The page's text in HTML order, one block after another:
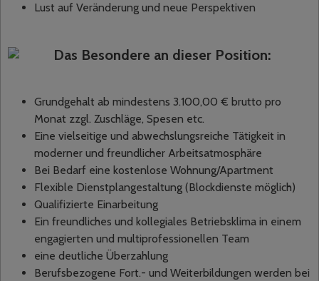
Lust auf Veränderung und neue Perspektiven
Das Besondere an dieser Position:
Grundgehalt ab mindestens 3.100,00 € brutto pro
Monat zzgl. Zuschläge, Spesen etc.
Eine vielseitige und abwechslungsreiche Tätigkeit in
moderner und freundlicher Arbeitsatmosphäre
Bei Bedarf eine kostenlose Wohnung/Apartment
Flexible Dienstplangestaltung (Blockdienste möglich)
Qualifizierte Einarbeitung
Ein freundliches und kollegiales Betriebsklima in einem
engagierten und multiprofessionellen Team
eine deutliche Überzahlung
Berufsbezogene Fort.- und Weiterbildungen werden bei